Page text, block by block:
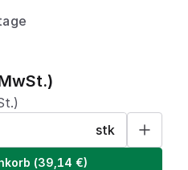
stk
(39,14 €)